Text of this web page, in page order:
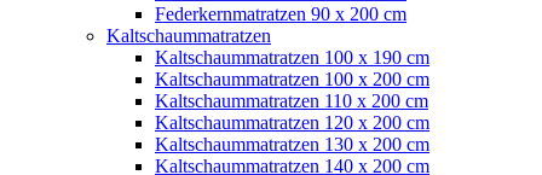
Federkernmatratzen 90 x 200 cm
Kaltschaummatratzen
Kaltschaummatratzen 100 x 190 cm
Kaltschaummatratzen 100 x 200 cm
Kaltschaummatratzen 110 x 200 cm
Kaltschaummatratzen 120 x 200 cm
Kaltschaummatratzen 130 x 200 cm
Kaltschaummatratzen 140 x 200 cm